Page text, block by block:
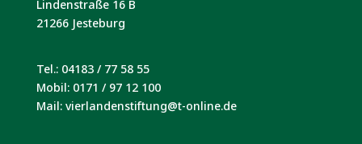
Lindenstraße 16 B
21266 Jesteburg
Tel.: 04183 / 77 58 55
Mobil: 0171 / 97 12 100
Mail: vierlandenstiftung@t-online.de